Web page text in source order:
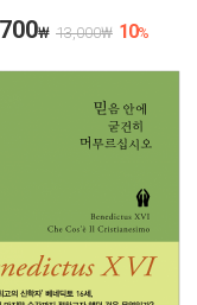
₩ 13,000₩ 10%